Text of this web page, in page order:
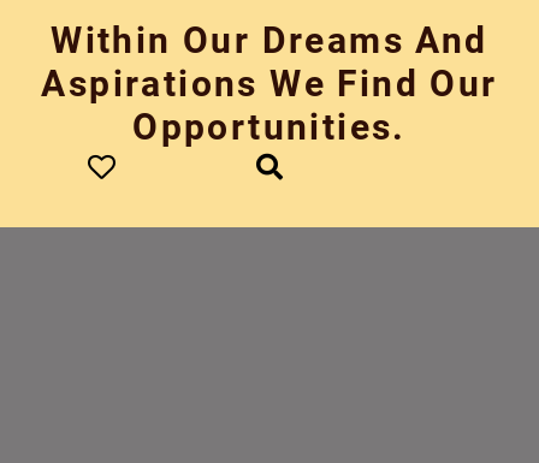
content
Within Our Dreams And
Aspirations We Find Our
Opportunities.